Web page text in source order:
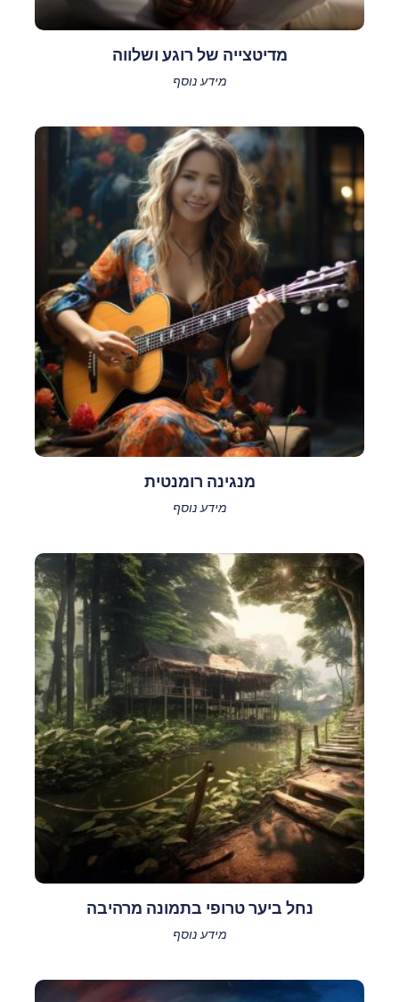
מדיטצייה של רוגע ושלווה
מידע נוסף
מנגינה רומנטית
מידע נוסף
נחל ביער טרופי בתמונה מרהיבה
מידע נוסף